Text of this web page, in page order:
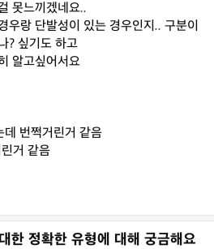
못느끼겠네요..
우랑 단발성이 있는 경우인지.. 구분이
? 싶기도 하고
알고싶어서요
번쩍거린거 같음
거 같음
한 정확한 유형에 대해 궁금해요